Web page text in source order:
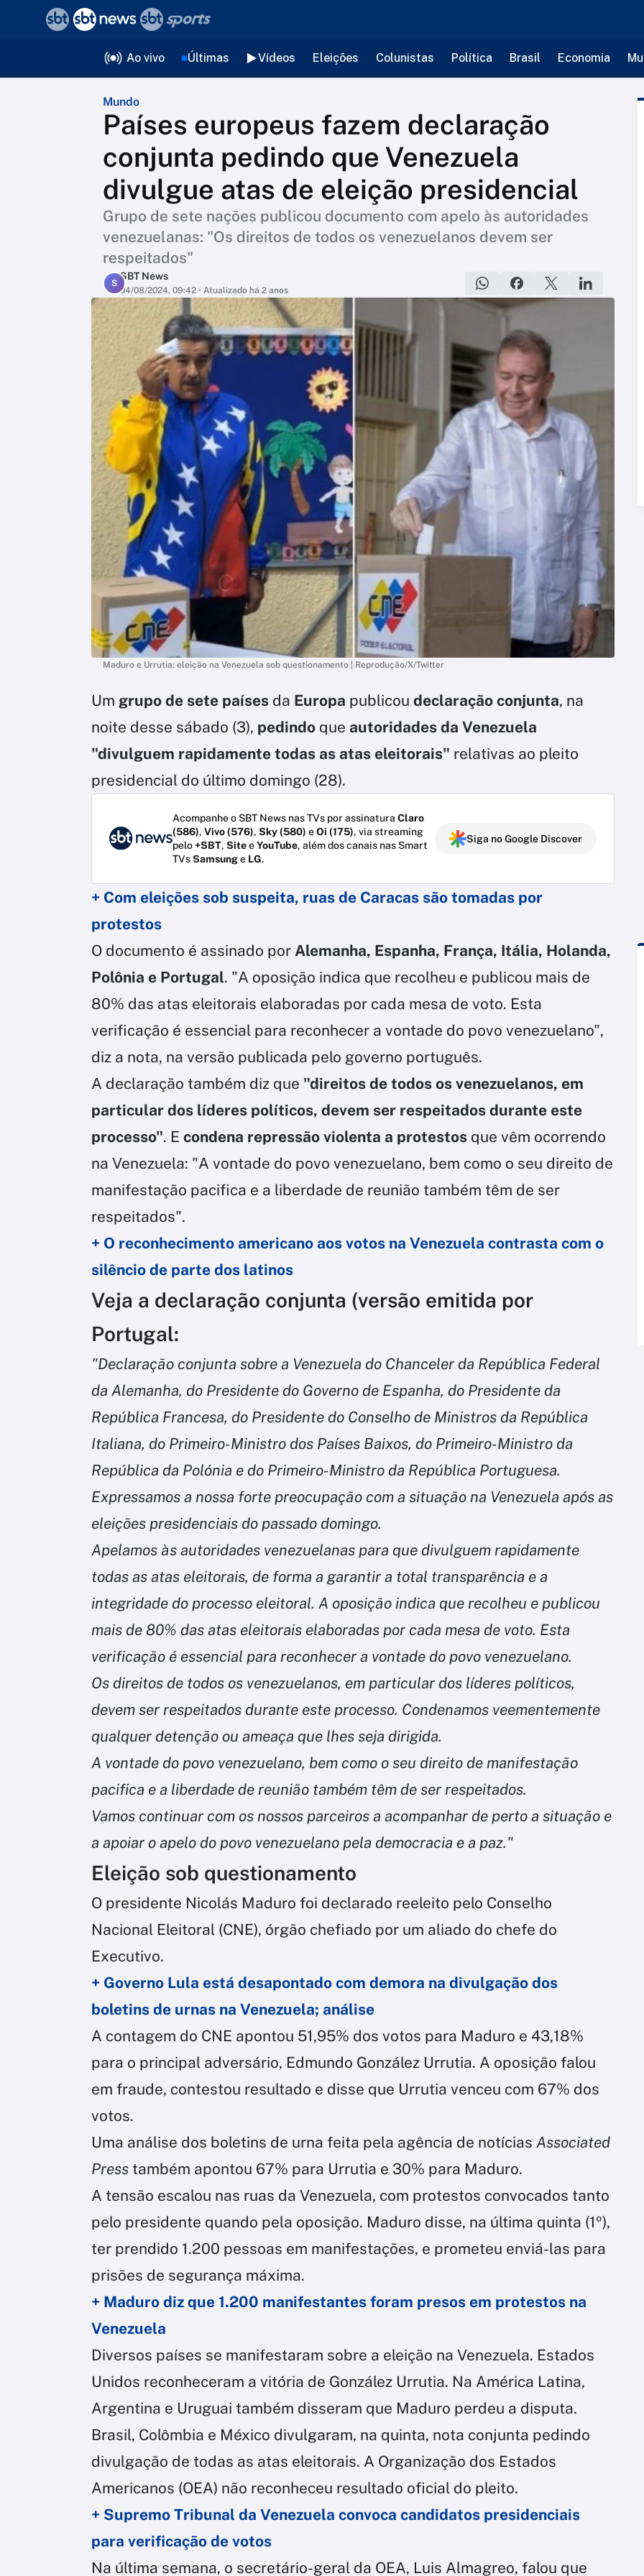
Ao vivo Últimas Vídeos Eleições Colunistas Política Brasil Economia
Mundo
Países europeus fazem declaração
conjunta pedindo que Venezuela
divulgue atas de eleição presidencial
Grupo de sete nações publicou documento com apelo às autoridades
venezuelanas: "Os direitos de todos os venezuelanos devem ser
respeitados"
S
SBT News
04/08/2024, 09:42 • Atualizado há 2 anos
Maduro e Urrutia: eleição na Venezuela sob questionamento | Reprodução/X/Twitter
Um grupo de sete países da Europa publicou declaração conjunta, na
noite desse sábado (3), pedindo que autoridades da Venezuela
"divulguem rapidamente todas as atas eleitorais" relativas ao pleito
presidencial do último domingo (28).
Acompanhe o SBT News nas TVs por assinatura Claro
(586), Vivo (576), Sky (580) eOi (175), via streaming
pelo+SBT, SiteeYouTube, além dos canais nas Smart
TVsSamsunge LG.
Siga no Google Discover
+ Com eleições sob suspeita, ruas de Caracas são tomadas por
protestos
O documento é assinado por Alemanha, Espanha, França, Itália, Holanda,
Polônia e Portugal. "A oposição indica que recolheu e publicou mais de
80% das atas eleitorais elaboradas por cada mesa de voto. Esta
verificação é essencial para reconhecer a vontade do povo venezuelano",
diz a nota, na versão publicada pelo governo português.
A declaração também diz que "direitos de todos os venezuelanos, em
particular dos líderes políticos, devem ser respeitados durante este
processo". E condena repressão violenta a protestos que vêm ocorrendo
na Venezuela: "A vontade do povo venezuelano, bem como o seu direito de
manifestação pacifica e a liberdade de reunião também têm de ser
respeitados".
+ O reconhecimento americano aos votos na Venezuela contrasta com o
silêncio de parte dos latinos
Veja a declaração conjunta (versão emitida por
Portugal:
"Declaração conjunta sobre a Venezuela do Chanceler da República Federal
da Alemanha, do Presidente do Governo de Espanha, do Presidente da
República Francesa, do Presidente do Conselho de Ministros da República
Italiana, do Primeiro-Ministro dos Países Baixos, do Primeiro-Ministro da
República da Polónia e do Primeiro-Ministro da República Portuguesa.
Expressamos a nossa forte preocupação com a situação na Venezuela após as
eleições presidenciais do passado domingo.
Apelamos às autoridades venezuelanas para que divulguem rapidamente
todas as atas eleitorais, de forma a garantir a total transparência e a
integridade do processo eleitoral. A oposição indica que recolheu e publicou
mais de 80% das atas eleitorais elaboradas por cada mesa de voto. Esta
verificação é essencial para reconhecer a vontade do povo venezuelano.
Os direitos de todos os venezuelanos, em particular dos líderes políticos,
devem ser respeitados durante este processo. Condenamos veementemente
qualquer detenção ou ameaça que lhes seja dirigida.
A vontade do povo venezuelano, bem como o seu direito de manifestação
pacifica e a liberdade de reunião também têm de ser respeitados.
Vamos continuar com os nossos parceiros a acompanhar de perto a situação e
a apoiar o apelo do povo venezuelano pela democracia e a paz."
Eleição sob questionamento
O presidente Nicolás Maduro foi declarado reeleito pelo Conselho
Nacional Eleitoral (CNE), órgão chefiado por um aliado do chefe do
Executivo.
+ Governo Lula está desapontado com demora na divulgação dos
boletins de urnas na Venezuela; análise
A contagem do CNE apontou 51,95% dos votos para Maduro e 43,18%
para o principal adversário, Edmundo González Urrutia. A oposição falou
em fraude, contestou resultado e disse que Urrutia venceu com 67% dos
votos.
Uma análise dos boletins de urna feita pela agência de notícias Associated
Press também apontou 67% para Urrutia e 30% para Maduro.
A tensão escalou nas ruas da Venezuela, com protestos convocados tanto
pelo presidente quando pela oposição. Maduro disse, na última quinta (1º),
ter prendido 1.200 pessoas em manifestações, e prometeu enviá-las para
prisões de segurança máxima.
+ Maduro diz que 1.200 manifestantes foram presos em protestos na
Venezuela
Diversos países se manifestaram sobre a eleição na Venezuela. Estados
Unidos reconheceram a vitória de González Urrutia. Na América Latina,
Argentina e Uruguai também disseram que Maduro perdeu a disputa.
Brasil, Colômbia e México divulgaram, na quinta, nota conjunta pedindo
divulgação de todas as atas eleitorais. A Organização dos Estados
Americanos (OEA) não reconheceu resultado oficial do pleito.
+ Supremo Tribunal da Venezuela convoca candidatos presidenciais
para verificação de votos
Na última semana, o secretário-geral da OEA, Luis Almagreo, falou que
voltar
Editorias